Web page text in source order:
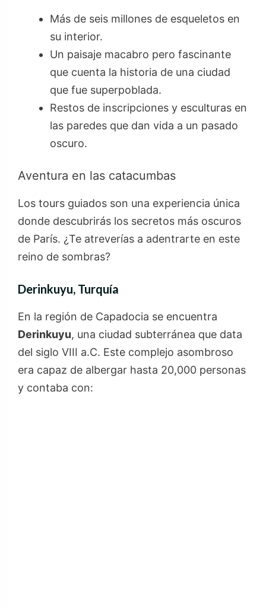
Más de seis millones de esqueletos en
su interior.
Un paisaje macabro pero fascinante
que cuenta la historia de una ciudad
que fue superpoblada.
Restos de inscripciones y esculturas en
las paredes que dan vida a un pasado
oscuro.
Aventura en las catacumbas
Los tours guiados son una experiencia única
donde descubrirás los secretos más oscuros
de París. ¿Te atreverías a adentrarte en este
reino de sombras?
Derinkuyu, Turquía
En la región de Capadocia se encuentra
Derinkuyu, una ciudad subterránea que data
del siglo VIII a.C. Este complejo asombroso
era capaz de albergar hasta 20,000 personas
y contaba con: